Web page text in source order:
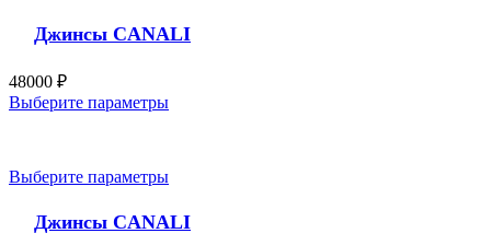
Джинсы CANALI
48000 ₽
Выберите параметры
Выберите параметры
Джинсы CANALI